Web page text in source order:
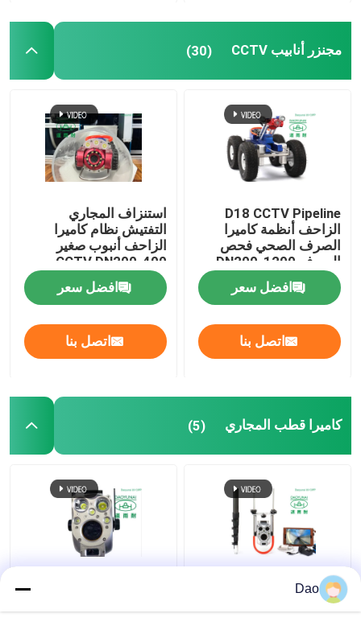
كاميرا قطب المجاري
انعكاس الماء CIPP
إصلاح التصحيح CIPP
إصلاح المجاري بدون حفر
بناء خطوط الأنابيب بدون خنادق
باكر الأنابيب
سدادة الأنابيب القابلة للنفخ
مضخات الصرف
مجنزر أنابيب CCTV (30)
D18 CCTV Pipeline
الزاحف أنظمة كاميرا
الصرف الصحي فحص
الصرف DN200-1200
افضل سعر
اتصل بنا
استنزاف المجاري
التفتيش نظام كاميرا
الزاحف أنبوب صغير
CCTV DN200-400
افضل سعر
اتصل بنا
كاميرا قطب المجاري (5)
كاميرا فحص العمود
التلسكوبي لنظام فحص
Dao